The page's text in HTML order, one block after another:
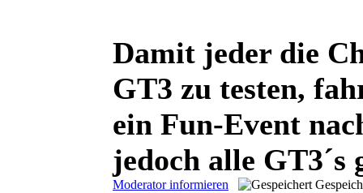
Damit jeder die
GT3 zu testen,
ein Fun-Event
jedoch alle GT3´s
Moderator informieren